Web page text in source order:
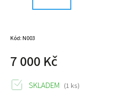
Kód:N003
7 000 Kč
SKLADEM (1 ks)